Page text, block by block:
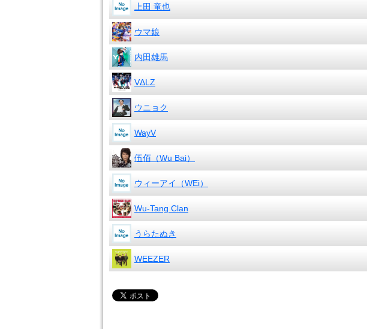
上田 竜也
ウマ娘
内田雄馬
VΔLZ
ウニョク
WayV
伍佰（Wu Bai）
ウィーアイ（WEi）
Wu-Tang Clan
うらたぬき
WEEZER